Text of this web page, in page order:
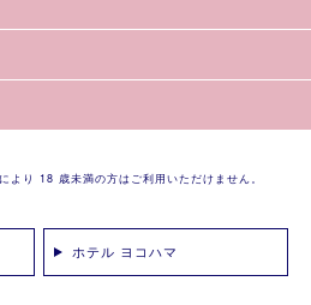
より 18 歳未満の方はご利用いただけません。
ホテル ヨコハマ